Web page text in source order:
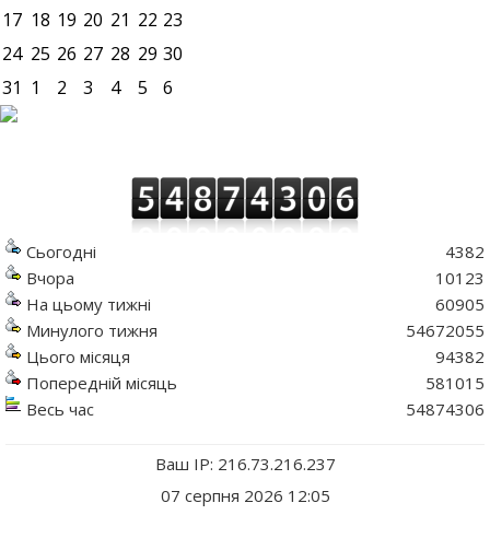
17 18 19 20 21 22 23
24 25 26 27 28 29 30
31 1 2 3 4 5 6
Сьогодні
Вчора
На цьому тижні
Минулого тижня
Цього місяця
Попередній місяць
Весь час
4382
10123
60905
54672055
94382
581015
54874306
Ваш IP: 216.73.216.237
07 серпня 2026 12:05